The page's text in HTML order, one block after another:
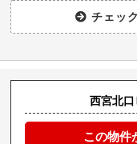
西宮北
この物件